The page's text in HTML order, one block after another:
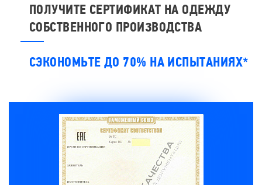
ПОЛУЧИТЕ СЕРТИФИКАТ НА ОДЕЖДУ
СОБСТВЕННОГО ПРОИЗВОДСТВА
СЭКОНОМЬТЕ ДО 70% НА ИСПЫТАНИЯХ*